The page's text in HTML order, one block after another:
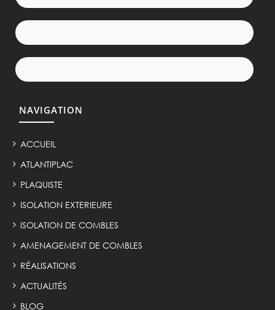
NAVIGATION
ACCUEIL
ATLANTIPLAC
PLAQUISTE
ISOLATION EXTERIEURE
ISOLATION DE COMBLES
AMENAGEMENT DE COMBLES
RÉALISATIONS
ACTUALITÉS
BLOG